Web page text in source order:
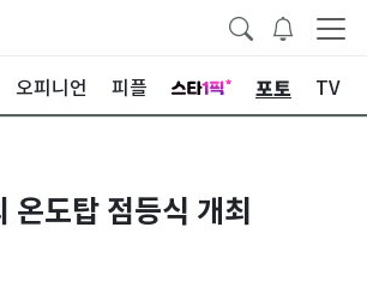
오피니언 피플 포토 TV
도탑 점등식 개최